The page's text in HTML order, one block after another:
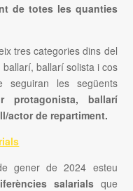
de totes les quanties
tres categories dins del
ballarí solista i cos
les següents
protagonista, ballarí
actor de repartiment.
gener de 2024 esteu
salarialsque